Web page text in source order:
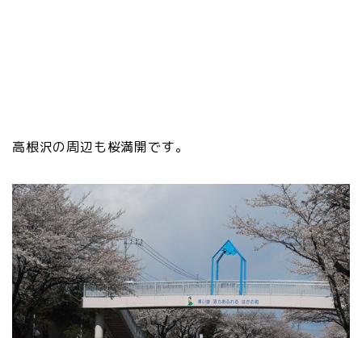
高根沢の周辺も桜満開です。